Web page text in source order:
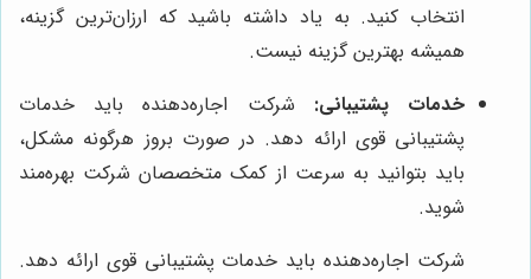
انتخاب کنید. به یاد داشته باشید که ارزان‌ترین گزینه،
همیشه بهترین گزینه نیست.
خدمات پشتیبانی: شرکت اجاره‌دهنده باید خدمات
پشتیبانی قوی ارائه دهد. در صورت بروز هرگونه مشکل،
باید بتوانید به سرعت از کمک متخصصان شرکت بهره‌مند
شوید.
شرکت اجاره‌دهنده باید خدمات پشتیبانی قوی ارائه دهد.